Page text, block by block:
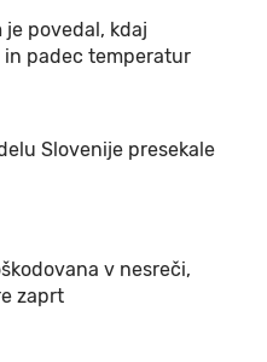
je povedal, kdaj
in padec temperatur
Slovenije presekale
v nesreči,
zaprt